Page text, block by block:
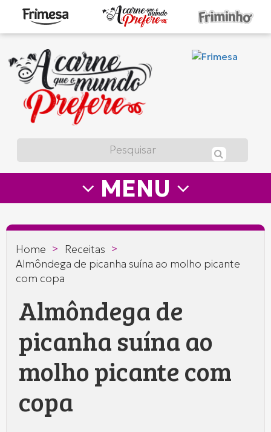
A
carne
que
prefere
—
Frimesa
MENU
Home > Receitas >
Almôndega de picanha suína ao molho picante
com copa
Almôndega de
picanha suína ao
molho picante com
copa